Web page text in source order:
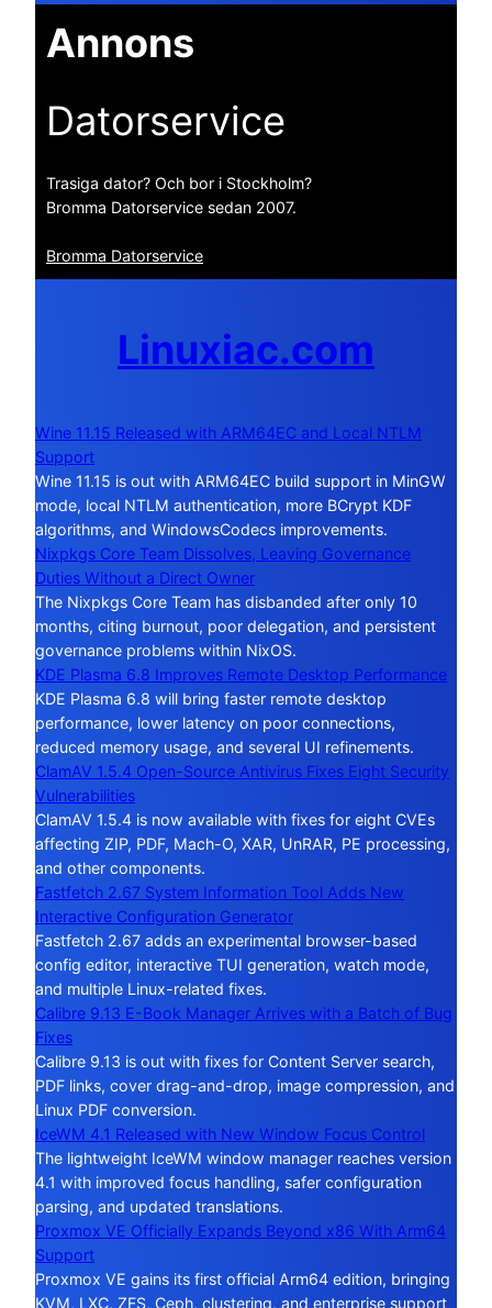
Annons
Datorservice
Trasiga dator? Och bor i Stockholm?
Bromma Datorservice sedan 2007.
Bromma Datorservice
Linuxiac.com
Wine 11.15 Released with ARM64EC and Local NTLM
Support
Wine 11.15 is out with ARM64EC build support in MinGW
mode, local NTLM authentication, more BCrypt KDF
algorithms, and WindowsCodecs improvements.
Nixpkgs Core Team Dissolves, Leaving Governance
Duties Without a Direct Owner
The Nixpkgs Core Team has disbanded after only 10
months, citing burnout, poor delegation, and persistent
governance problems within NixOS.
KDE Plasma 6.8 Improves Remote Desktop Performance
KDE Plasma 6.8 will bring faster remote desktop
performance, lower latency on poor connections,
reduced memory usage, and several UI refinements.
ClamAV 1.5.4 Open-Source Antivirus Fixes Eight Security
Vulnerabilities
ClamAV 1.5.4 is now available with fixes for eight CVEs
affecting ZIP, PDF, Mach-O, XAR, UnRAR, PE processing,
and other components.
Fastfetch 2.67 System Information Tool Adds New
Interactive Configuration Generator
Fastfetch 2.67 adds an experimental browser-based
config editor, interactive TUI generation, watch mode,
and multiple Linux-related fixes.
Calibre 9.13 E-Book Manager Arrives with a Batch of Bug
Fixes
Calibre 9.13 is out with fixes for Content Server search,
PDF links, cover drag-and-drop, image compression, and
Linux PDF conversion.
IceWM 4.1 Released with New Window Focus Control
The lightweight IceWM window manager reaches version
4.1 with improved focus handling, safer configuration
parsing, and updated translations.
Proxmox VE Officially Expands Beyond x86 With Arm64
Support
Proxmox VE gains its first official Arm64 edition, bringing
KVM, LXC, ZFS, Ceph, clustering, and enterprise support